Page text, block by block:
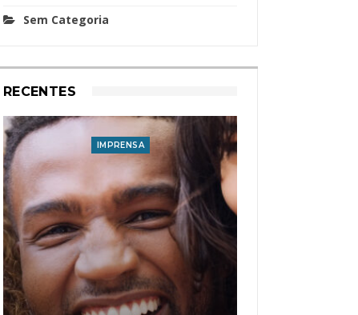
Sem Categoria
RECENTES
IMPRENSA